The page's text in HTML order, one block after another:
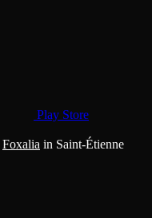
Play Store
Foxalia in Saint-Étienne